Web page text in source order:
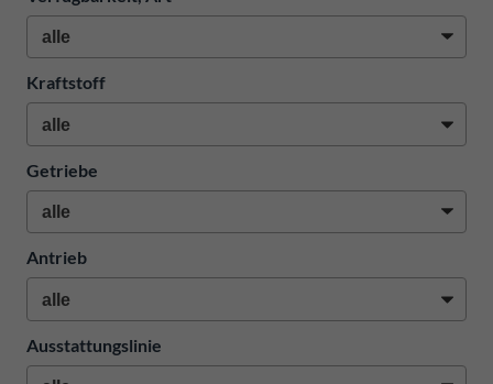
Kraftstoff
Getriebe
Antrieb
Ausstattungslinie